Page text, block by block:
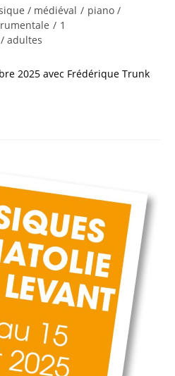
/ médiéval / piano /
/ 1
adultes
2025 avec Frédérique Trunk